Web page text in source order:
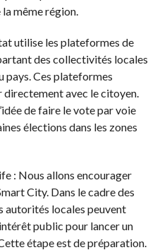
même région.
utilise les plateformes de
des collectivités locales
pays. Ces plateformes
avec le citoyen.
de faire le vote par voie
élections dans les zones
: Nous allons encourager
City. Dans le cadre des
autorités locales peuvent
public pour lancer un
étape est de préparation.